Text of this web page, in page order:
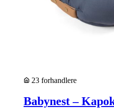
23 forhandlere
Babynest –